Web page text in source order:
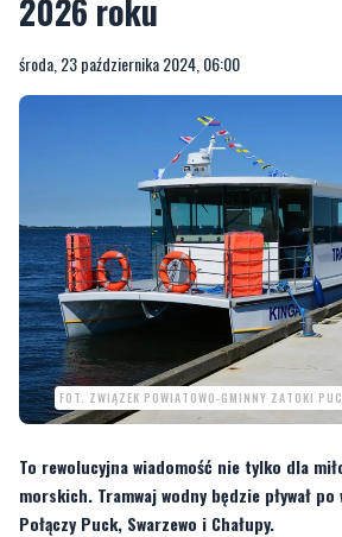
FOT. ZWIĄZEK POWIATOWO-GMINNY ZATOKI
To rewolucyjna wiadomość nie tylko dla
morskich. Tramwaj wodny będzie pływał po
Związek Powiatowo - Gminny Zatoki Puckiej
i budowę tramwaju wodnego, któryw 2026 roku
kursy po Zatoce Puckiej.